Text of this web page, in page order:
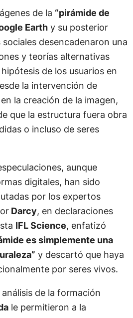
de la “pirámide de
Earthy su posterior
desencadenaron una
y teorías alternativas
de los usuarios en
la intervención de
la creación de la imagen,
que la estructura fuera obra
o incluso de seres
aunque
digitales, han sido
por los expertos
Darcy, en declaraciones
IFL Science, enfatizó
es simplemente una
y descartó que haya
por seres vivos.
de la formación
le permitieron a la